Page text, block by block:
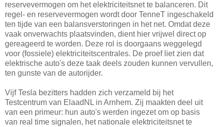
reservevermogen om het elektriciteitsnet te balanceren. Dit
regel- en reservevermogen wordt door TenneT ingeschakeld
ten tijde van een balansverstoringen in het net. Omdat deze
vaak onverwachts plaatsvinden, dient hier vrijwel direct op
gereageerd te worden. Deze rol is doorgaans weggelegd
voor (fossiele) elektriciteitscentrales. De proef liet zien dat
elektrische auto's deze taak deels zouden kunnen vervullen,
ten gunste van de autorijder.
Vijf Tesla bezitters hadden zich verzameld bij het
Testcentrum van ElaadNL in Arnhem. Zij maakten deel uit
van een primeur: hun auto's werden ingezet om op basis
van real time signalen, het nationale elektriciteitsnet te